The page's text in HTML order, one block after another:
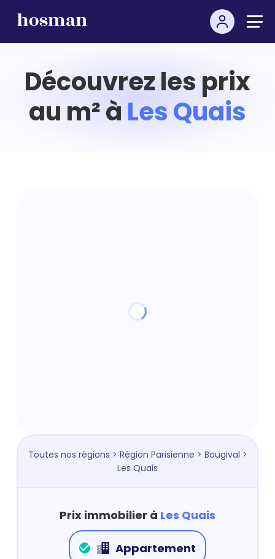
Découvrez les prix
au m² à Les Quais
Toutes nos régions > Région Parisienne > Bougival >
Les Quais
Prix immobilier à Les Quais
Appartement